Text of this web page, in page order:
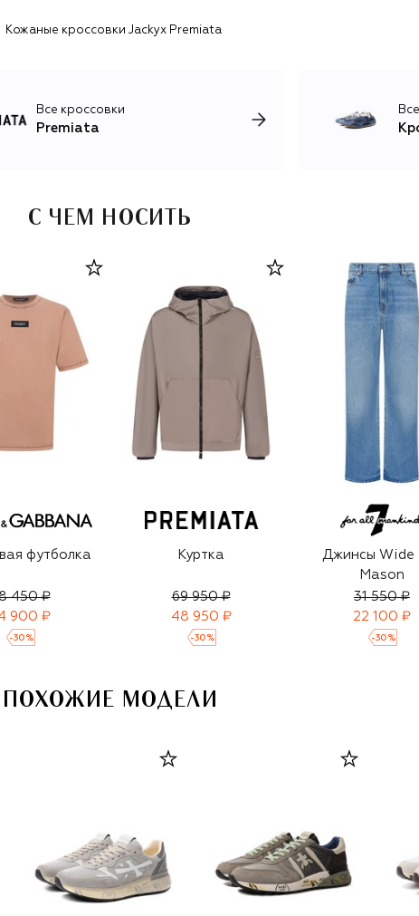
Кожаные кроссовки Jackyx Premiata
Все кроссовки
Premiata
С ЧЕМ НОСИТЬ
футболка
450 ₽
900 ₽
-30 %
Куртка
69 950 ₽
48 950 ₽
-30 %
Джинсы Wide
Mason
31 550 ₽
22 100 ₽
-30 %
ПОХОЖИЕ МОДЕЛИ